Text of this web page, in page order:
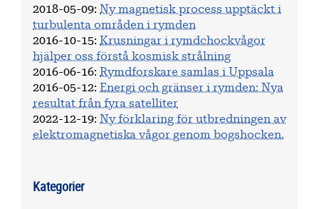
2018-05-09: Ny magnetisk process upptäckt i
turbulenta områden i rymden
2016-10-15: Krusningar i rymdchockvågor
hjälper oss förstå kosmisk strålning
2016-06-16: Rymdforskare samlas i Uppsala
2016-05-12: Energi och gränser i rymden: Nya
resultat från fyra satelliter
2022-12-19: Ny förklaring för utbredningen av
elektromagnetiska vågor genom bogshocken.
Kategorier